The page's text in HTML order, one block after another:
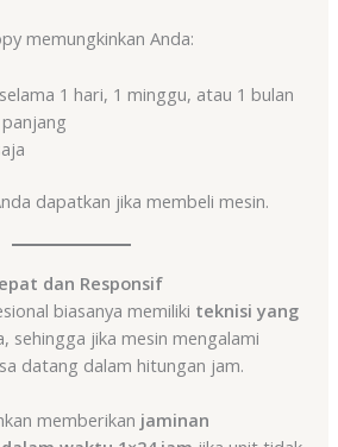
memungkinkan Anda:
1 hari, 1 minggu, atau 1 bulan
dapatkan jika membeli mesin.
dan Responsif
biasanya memiliki teknisi yang
sehingga jika mesin mengalami
datang dalam hitungan jam.
memberikan jaminan